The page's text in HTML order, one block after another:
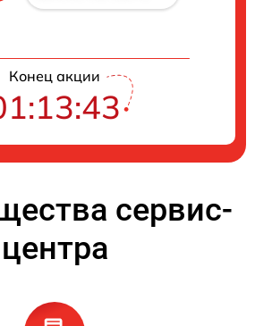
Конец акции
сервис-
центра